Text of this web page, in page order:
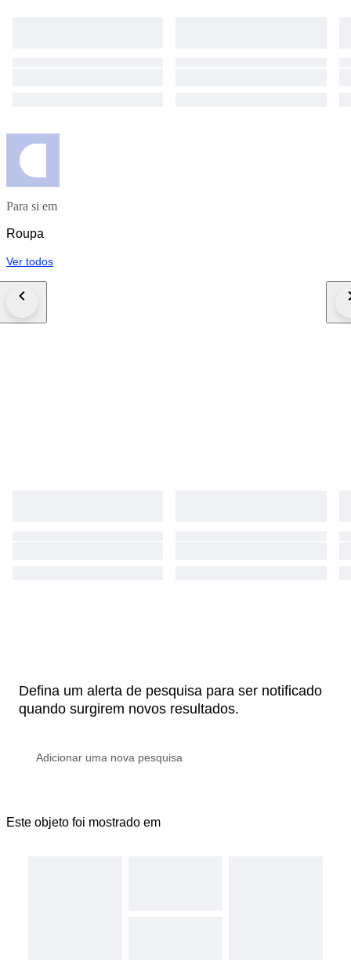
Para si em
Roupa
Ver todos
Defina um alerta de pesquisa para ser notificado
quando surgirem novos resultados.
Este objeto foi mostrado em